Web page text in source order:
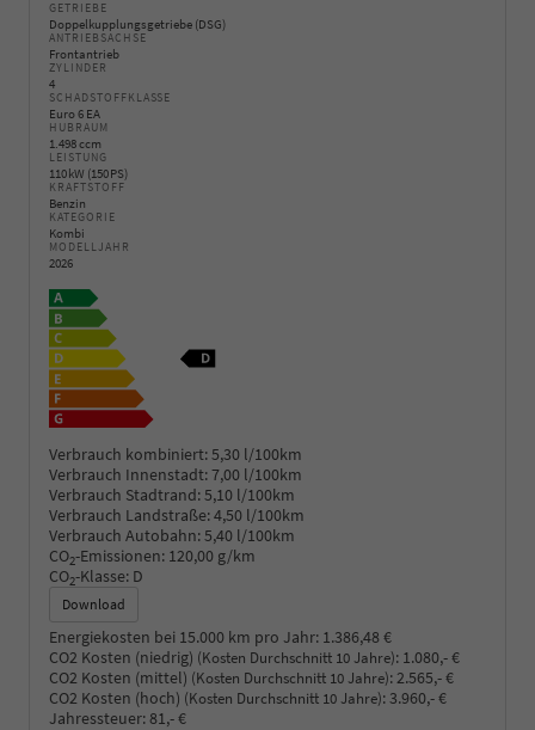
GETRIEBE
Doppelkupplungsgetriebe (DSG)
ANTRIEBSACHSE
Frontantrieb
ZYLINDER
4
SCHADSTOFFKLASSE
Euro 6 EA
HUBRAUM
1.498 ccm
LEISTUNG
110 kW (150 PS)
KRAFTSTOFF
Benzin
KATEGORIE
Kombi
MODELLJAHR
2026
Verbrauch kombiniert:5,30 l/100km
Verbrauch Innenstadt:7,00 l/100km
Verbrauch Stadtrand:5,10 l/100km
Verbrauch Landstraße:4,50 l/100km
Verbrauch Autobahn:5,40 l/100km
CO2-Emissionen: 120,00 g/km
CO2-Klasse: D
Download
Energiekosten bei 15.000 km pro Jahr: 1.386,48 €
CO2 Kosten (niedrig) (Kosten Durchschnitt 10 Jahre): 1.080,- €
CO2 Kosten (mittel) (Kosten Durchschnitt 10 Jahre):2.565,- €
CO2 Kosten (hoch) (Kosten Durchschnitt 10 Jahre):3.960,- €
Jahressteuer:81,- €